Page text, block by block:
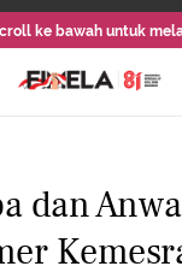
ke bawah untuk
dan